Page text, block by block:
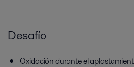
Desafío
Oxidación durante el